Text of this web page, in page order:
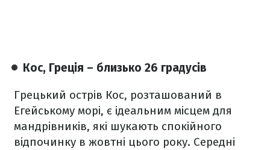
Кос, Греція – близько 26 градусів
Грецький острів Кос, розташований в
Егейському морі, є ідеальним місцем для
мандрівників, які шукають спокійного
відпочинку в жовтні цього року. Середні